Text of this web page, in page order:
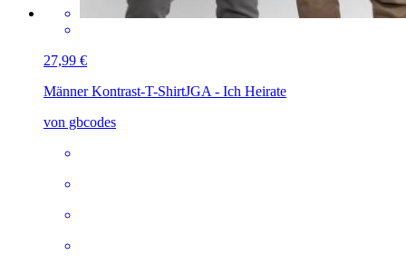
27,99 €
Männer Kontrast-T-ShirtJGA - Ich Heirate
von gbcodes